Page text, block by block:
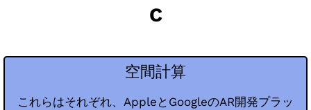
C
空間計算
これらはそれぞれ、AppleとGoogleのAR開発プラッ